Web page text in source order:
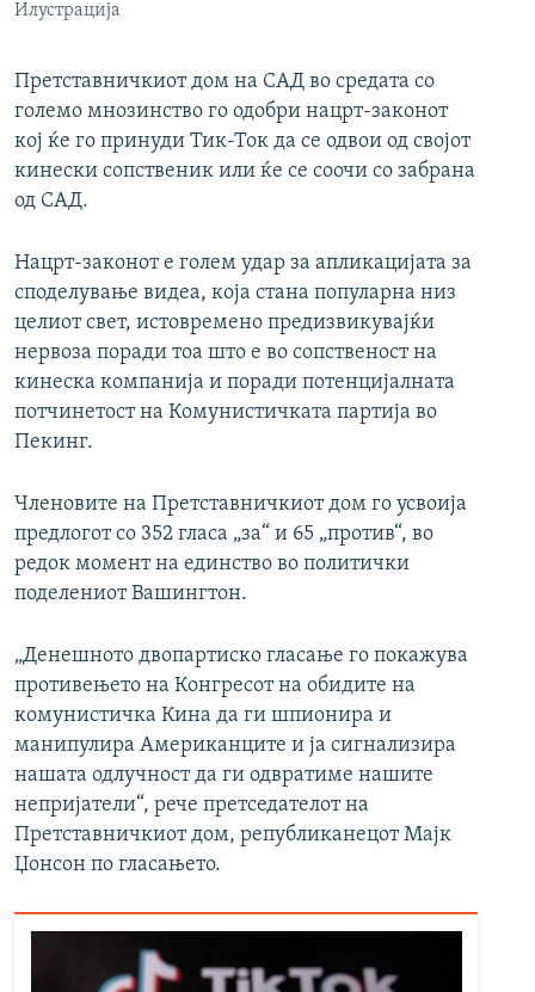
Илустрација
Претставничкиот дом на САД во средата со
големо мнозинство го одобри нацрт-законот
кој ќе го принуди Тик-Ток да се одвои од својот
кинески сопственик или ќе се соочи со забрана
од САД.
Нацрт-законот е голем удар за апликацијата за
споделување видеа, која стана популарна низ
целиот свет, истовремено предизвикувајќи
нервоза поради тоа што е во сопственост на
кинеска компанија и поради потенцијалната
потчинетост на Комунистичката партија во
Пекинг.
Членовите на Претставничкиот дом го усвоија
предлогот со 352 гласа „за“ и 65 „против“, во
редок момент на единство во политички
поделениот Вашингтон.
„Денешното двопартиско гласање го покажува
противењето на Конгресот на обидите на
комунистичка Кина да ги шпионира и
манипулира Американците и ја сигнализира
нашата одлучност да ги одвратиме нашите
непријатели“, рече претседателот на
Претставничкиот дом, републиканецот Мајк
Џонсон по гласањето.